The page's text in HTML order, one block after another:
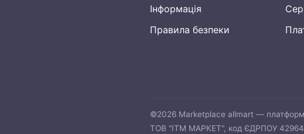
Інформація
Правила безпеки
©2026 Marketplace allmart —
ТОВ "ІТМ МАРКЕТ", код ЄДРПОУ